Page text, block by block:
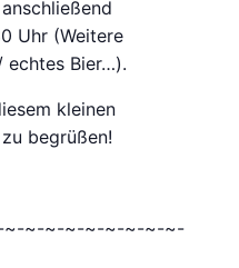
Uhr (Weitere
echtes Bier…).
kleinen
begrüßen!
~-~-~-~-~-~-~-~-